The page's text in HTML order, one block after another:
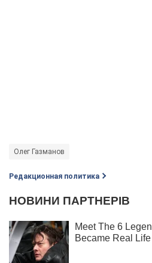
Олег Газманов
Редакционная политика